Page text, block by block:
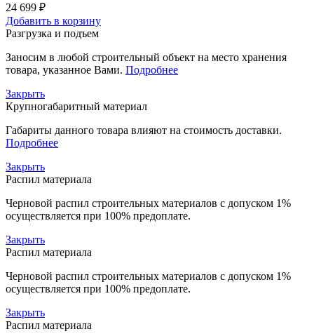
24 699 ₽
Добавить в корзину
Разгрузка и подъем
Заносим в любой строительный объект на место хранения
товара, указанное Вами. Подробнее
Закрыть
Крупногабаритный материал
Габариты данного товара влияют на стоимость доставки.
Подробнее
Закрыть
Распил материала
Черновой распил строительных материалов с допуском 1%
осуществляется при 100% предоплате.
Закрыть
Распил материала
Черновой распил строительных материалов с допуском 1%
осуществляется при 100% предоплате.
Закрыть
Распил материала